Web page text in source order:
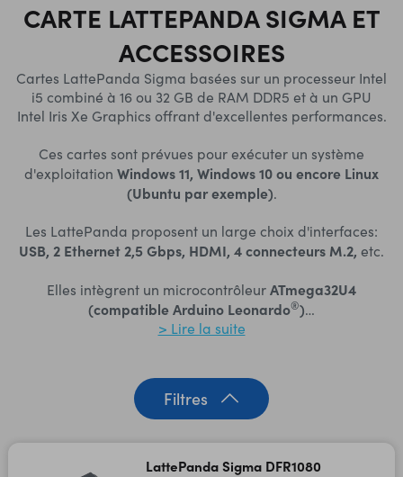
CARTE LATTEPANDA SIGMA ET
ACCESSOIRES
Cartes LattePanda Sigma basées sur un processeur Intel
i5 combiné à 16 ou 32 GB de RAM DDR5 et à un GPU
Intel Iris Xe Graphics offrant d'excellentes performances.
Ces cartes sont prévues pour exécuter un système
d'exploitation Windows 11, Windows 10 ou encore Linux
(Ubuntu par exemple).
Les LattePanda proposent un large choix d'interfaces:
USB, 2 Ethernet 2,5 Gbps, HDMI, 4 connecteurs M.2, etc.
Elles intègrent un microcontrôleurATmega32U4
(compatible Arduino Leonardo®)…
> Lire la suite
Filtres
LattePanda Sigma DFR1080